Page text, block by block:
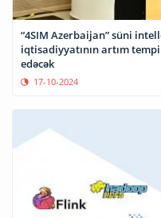
“4SIM Azerbaijan” süni
iqtisadiyyatının artım
edəcək
17-10-2024